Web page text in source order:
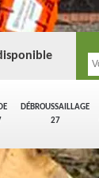
DÉBROUSSAILLAGE
27